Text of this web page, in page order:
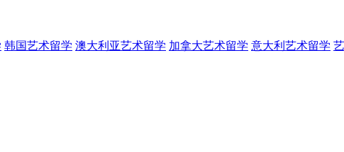
韩国艺术留学 澳大利亚艺术留学 加拿大艺术留学 意大利艺术留学